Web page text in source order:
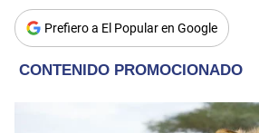
Prefiero a El Popular en Google